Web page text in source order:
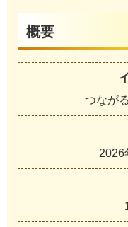
概要
つなが
2026